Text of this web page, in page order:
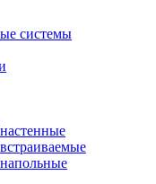
системы